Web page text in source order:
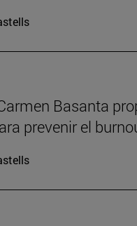
Basanta
prevenir el